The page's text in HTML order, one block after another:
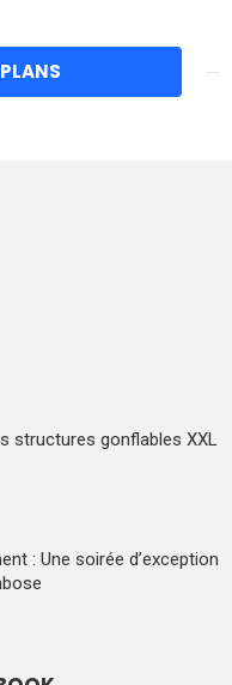
structures gonflables XXL
: Une soirée d’exception